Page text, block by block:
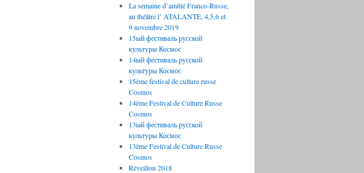
La semaine d’amitié Franco-Russe,
au théâtre l’ ATALANTE, 4,5,6 et
9 novembre 2019
15ый фестиваль русской
культуры Космос
14ый фестиваль русской
культуры Космос
15ème festival de culture russe
Cosmos
14ème Festival de Culture Russe
Cosmos
13ый фестиваль русской
культуры Космос
13ème Festival de Culture Russe
Cosmos
Réveillon 2018